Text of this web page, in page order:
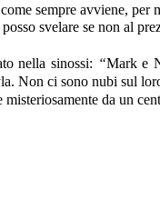
sempre avviene, per
svelare se non al
nella sinossi: “Mark e
Non ci sono nubi sul
da un